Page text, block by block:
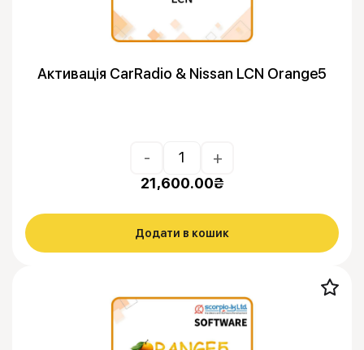
Активація CarRadio & Nissan LCN Orange5
- +
21,600.00₴
Додати в кошик